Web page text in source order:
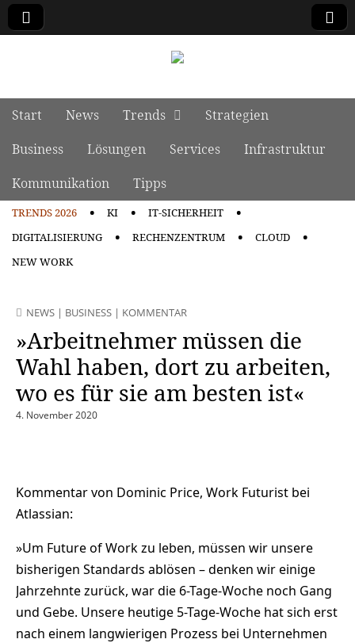
Main menu
Skip to content
Start News Trends
Strategien
Business
Lösungen Services
Infrastruktur
Kommunikation
Tipps
TRENDS 2026 KI
IT-SICHERHEIT
DIGITALISIERUNG
RECHENZENTRUM
CLOUD
NEW WORK
NEWS | BUSINESS | KOMMENTAR
»Arbeitnehmer müssen die
Wahl haben, dort zu arbeiten,
wo es für sie am besten ist«
4. November 2020
Kommentar von Dominic Price, Work Futurist bei
Atlassian:
»Um Future of Work zu leben, müssen wir unsere
bisherigen Standards ablösen – denken wir einige
Jahrzehnte zurück, war die 6-Tage-Woche noch Gang
und Gebe. Unsere heutige 5-Tage-Woche hat sich erst
nach einem langwierigen Prozess bei Unternehmen